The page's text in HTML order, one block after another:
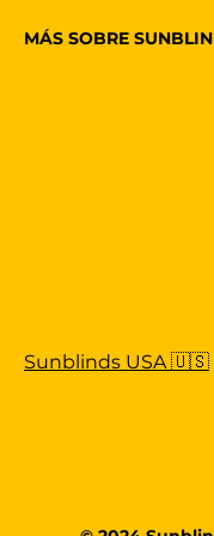
MÁS SOBRE
Sunblinds USA 🇺🇸